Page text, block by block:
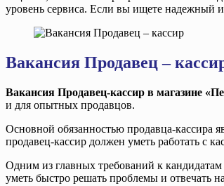
уровень сервиса. Если вы ищете надежный
Вакансия Продавец –
Вакансия Продавец-кассир в магазине
и для опытных продавцов.
Основной обязанностью продавца-кассира
продавец-кассир должен уметь работать с
Одним из главных требований к
уметь быстро решать проблемы и отвечать